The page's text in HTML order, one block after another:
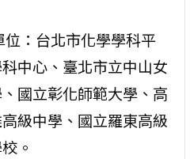
位：台北市化學學科平
中心、臺北市立中山女
國立彰化師範大學、高
級中學、國立羅東高級
。